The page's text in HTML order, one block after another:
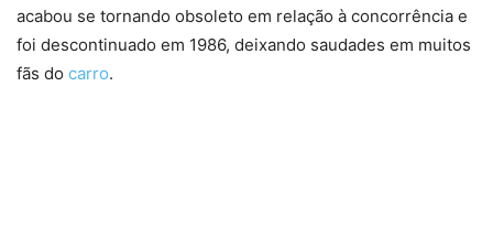
acabou se tornando obsoleto em relação à concorrência e
foi descontinuado em 1986, deixando saudades em muitos
fãs do carro.